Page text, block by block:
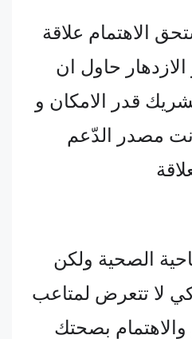
الاهتمام علاقة
حاول ان
قدر الامكان و
مصدر الدّعم
الصحية ولكن
لا تتعرض لمتاعب
بصحتك